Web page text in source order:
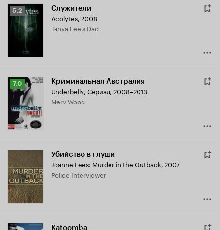
Рейтинг
Кинопоиска
5.2
5.2 Служители
Acolytes, 2008
Tanya Lee's Dad
Рейтинг
Кинопоиска
7.0
7.0 Криминальная Австралия
Underbelly, Сериал, 2008–2013
Merv Wood
Убийство в глуши
Joanne Lees: Murder in the Outback, 2007
Police Interviewer
Katoomba